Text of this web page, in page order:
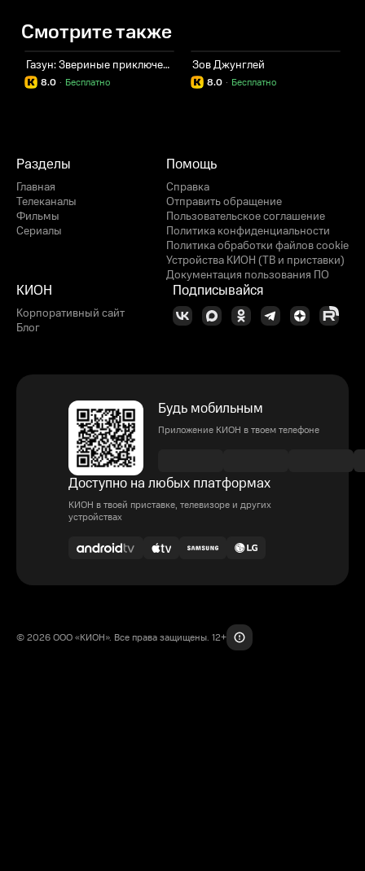
Смотрите также
Газун: Звериные приключения
8.0 Бесплатно
·
Зов Джунглей
8.0 Бесплатно
·
Разделы
Главная
Телеканалы
Фильмы
Сериалы
Помощь
Справка
Отправить обращение
Пользовательское соглашение
Политика конфиденциальности
Политика обработки файлов cookie
Устройства КИОН (ТВ и приставки)
Документация пользования ПО
КИОН
Корпоративный сайт
Блог
Подписывайся
Будь мобильным
Приложение КИОН в твоем телефоне
Доступно на любых платформах
КИОН в твоей приставке, телевизоре и других
устройствах
© 2026 ООО «КИОН». Все права защищены. 12+